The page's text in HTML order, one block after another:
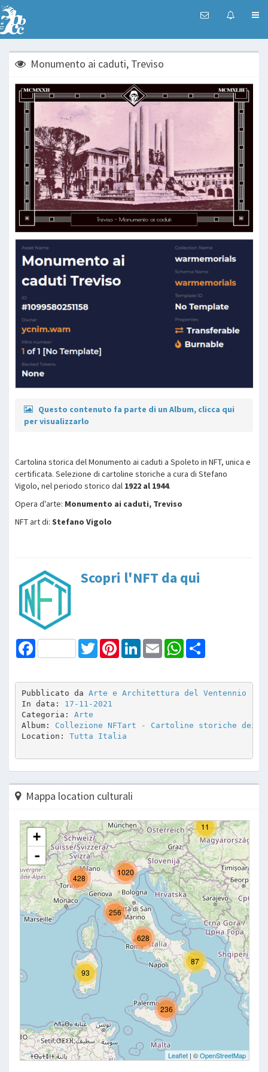
Monumento ai caduti, Treviso
Questo contenuto fa parte di un Album, clicca qui
per visualizzarlo
Cartolina storica del Monumento ai caduti a Spoleto in NFT, unica e
certificata. Selezione di cartoline storiche a cura di Stefano
Vigolo, nel periodo storico dal 1922 al 1944.
Opera d'arte: Monumento ai caduti, Treviso
NFT art di: Stefano Vigolo
Scopri l'NFT da qui
Facebook TwitterPinterestLinkedInEmail WhatsApp
Pubblicato da Arte e Architettura del Ventennio
In data: 17-11-2021
Categoria: Arte
Album: Collezione NFTart - Cartoline storiche dei
Location: Tutta Italia
Mappa location culturali